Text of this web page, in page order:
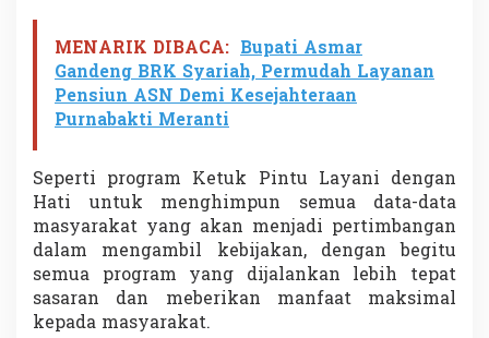
MENARIK DIBACA: Bupati Asmar
Gandeng BRK Syariah, Permudah Layanan
Pensiun ASN Demi Kesejahteraan
Purnabakti Meranti
Seperti program Ketuk Pintu Layani dengan
Hati untuk menghimpun semua data-data
masyarakat yang akan menjadi pertimbangan
dalam mengambil kebijakan, dengan begitu
semua program yang dijalankan lebih tepat
sasaran dan meberikan manfaat maksimal
kepada masyarakat.